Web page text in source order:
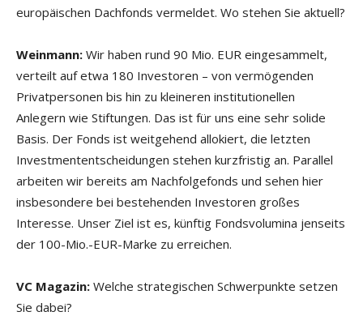
europäischen Dachfonds vermeldet. Wo stehen Sie aktuell?
Weinmann: Wir haben rund 90 Mio. EUR eingesammelt,
verteilt auf etwa 180 Investoren – von vermögenden
Privatpersonen bis hin zu kleineren institutionellen
Anlegern wie Stiftungen. Das ist für uns eine sehr solide
Basis. Der Fonds ist weitgehend allokiert, die letzten
Investmententscheidungen stehen kurzfristig an. Parallel
arbeiten wir bereits am Nachfolgefonds und sehen hier
insbesondere bei bestehenden Investoren großes
Interesse. Unser Ziel ist es, künftig Fondsvolumina jenseits
der 100-Mio.-EUR-Marke zu erreichen.
VC Magazin: Welche strategischen Schwerpunkte setzen
Sie dabei?